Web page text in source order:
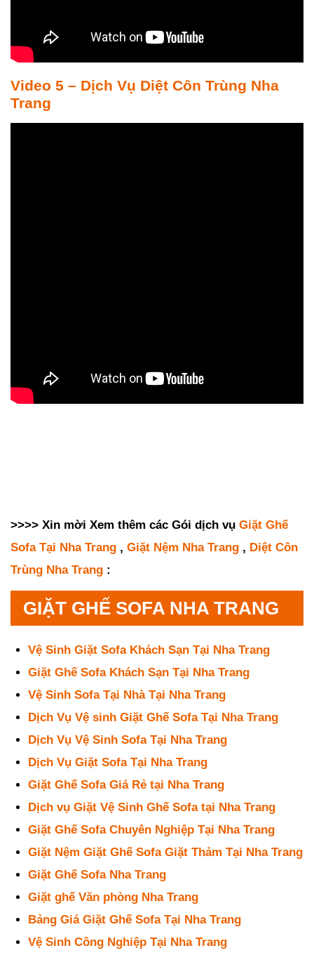
Video 5 – Dịch Vụ Diệt Côn Trùng Nha
Trang
>>>> Xin mời Xem thêm các Gói dịch vụ Giặt Ghế
Sofa Tại Nha Trang , Giặt Nệm Nha Trang , Diệt Côn
Trùng Nha Trang :
GIẶT GHẾ SOFA NHA TRANG
Vệ Sinh Giặt Sofa Khách Sạn Tại Nha Trang
Giặt Ghế Sofa Khách Sạn Tại Nha Trang
Vệ Sinh Sofa Tại Nhà Tại Nha Trang
Dịch Vụ Vệ sinh Giặt Ghế Sofa Tại Nha Trang
Dịch Vụ Vệ Sinh Sofa Tại Nha Trang
Dịch Vụ Giặt Sofa Tại Nha Trang
Giặt Ghế Sofa Giá Rẻ tại Nha Trang
Dịch vụ Giặt Vệ Sinh Ghế Sofa tại Nha Trang
Giặt Ghế Sofa Chuyên Nghiệp Tại Nha Trang
Giặt Nệm Giặt Ghế Sofa Giặt Thảm Tại Nha Trang
Giặt Ghế Sofa Nha Trang
Giặt ghế Văn phòng Nha Trang
Bảng Giá Giặt Ghế Sofa Tại Nha Trang
Vệ Sinh Công Nghiệp Tại Nha Trang